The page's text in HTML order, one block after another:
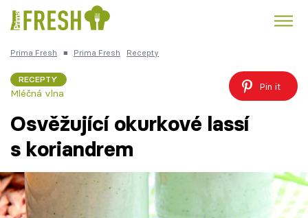
Česká kuchyně
Témata
Prima Fresh ■ Prima Fresh Recepty
RECEPTY
Mléčná vlna
Pin it
Osvěžující okurkové lassí
s koriandrem